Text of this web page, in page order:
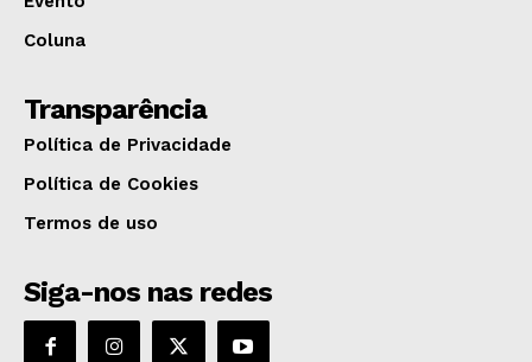
Coluna
Transparência
Política de Privacidade
Política de Cookies
Termos de uso
Siga-nos nas redes